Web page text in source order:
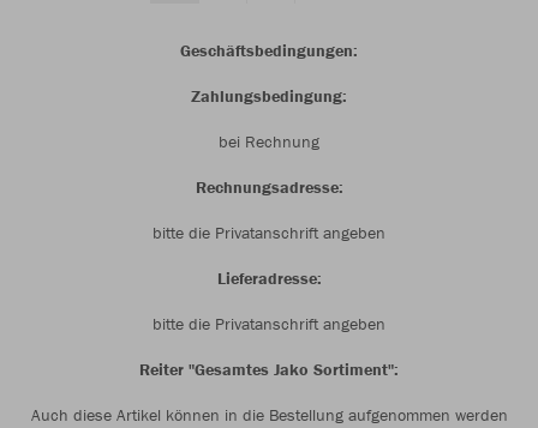
Geschäftsbedingungen:
Zahlungsbedingung:
bei Rechnung
Rechnungsadresse:
bitte die Privatanschrift angeben
Lieferadresse:
bitte die Privatanschrift angeben
Reiter "Gesamtes Jako Sortiment":
Auch diese Artikel können in die Bestellung aufgenommen werden